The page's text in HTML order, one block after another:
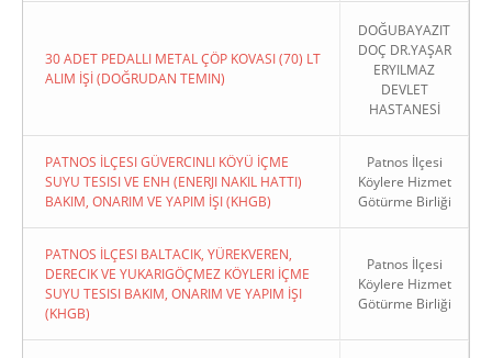
30 ADET PEDALLI METAL ÇÖP KOVASI (70) LT
ALIM İŞİ (DOĞRUDAN TEMIN)
DOĞUBAYAZIT
DOÇ DR.YAŞAR
ERYILMAZ
DEVLET
HASTANESİ
PATNOS İLÇESI GÜVERCINLI KÖYÜ İÇME
SUYU TESISI VE ENH (ENERJI NAKIL HATTI)
BAKIM, ONARIM VE YAPIM İŞI (KHGB)
Patnos İlçesi
Köylere Hizmet
Götürme Birliği
PATNOS İLÇESI BALTACIK, YÜREKVEREN,
DERECIK VE YUKARIGÖÇMEZ KÖYLERI İÇME
SUYU TESISI BAKIM, ONARIM VE YAPIM İŞI
(KHGB)
Patnos İlçesi
Köylere Hizmet
Götürme Birliği